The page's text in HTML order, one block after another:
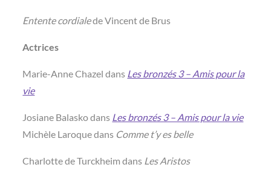
Entente cordialede Vincent de Brus
Actrices
Marie-Anne Chazel dans Les bronzés 3 – Amis pour la
vie
Josiane Balasko dans Les bronzés 3 – Amis pour la vie
Michèle Laroque dans Comme t’y es belle
Charlotte de Turckheim dans Les Aristos